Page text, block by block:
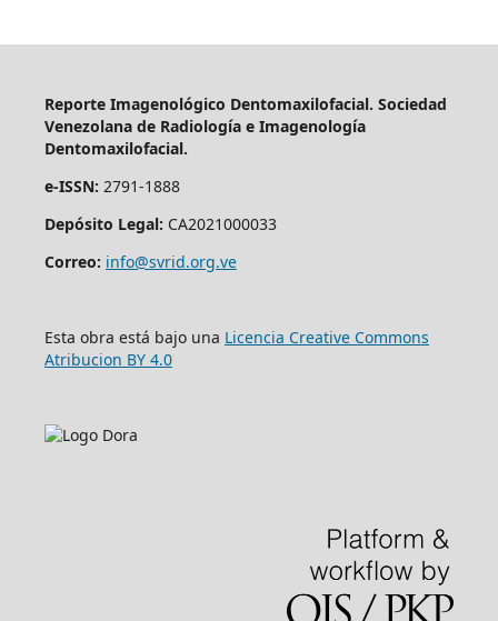
Reporte Imagenológico Dentomaxilofacial. Sociedad
Venezolana de Radiología e Imagenología
Dentomaxilofacial.
e-ISSN: 2791-1888
Depósito Legal: CA2021000033
Correo: info@svrid.org.ve
Esta obra está bajo una Licencia Creative Commons
Atribucion BY 4.0